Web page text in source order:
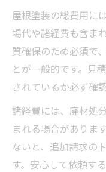
屋根塗装の総費用に
場代や諸経費も含ま
質確保のため必須で
とが一般的です。見
されているか必ず確
諸経費には、廃材処
まれる場合がありま
ないと、追加請求の
す。安心して依頼す